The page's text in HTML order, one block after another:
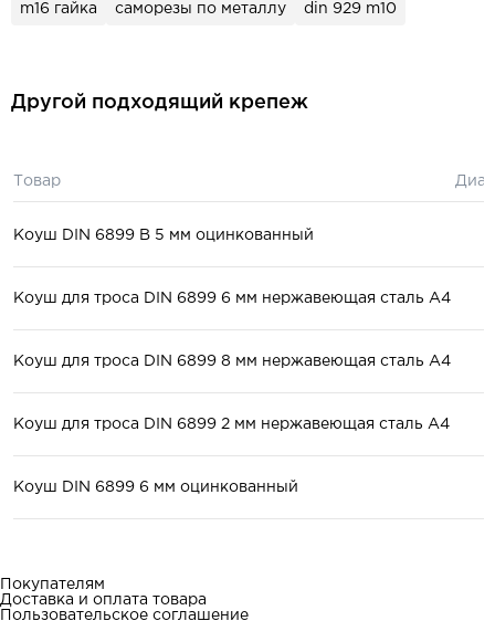
m16 гайка саморезы по металлу din 929 m10
Другой подходящий крепеж
Товар
Коуш DIN 6899 B 5 мм оцинкованный
Коуш для троса DIN 6899 6 мм нержавеющая сталь А4
Коуш для троса DIN 6899 8 мм нержавеющая сталь А4
Коуш для троса DIN 6899 2 мм нержавеющая сталь А4
Коуш DIN 6899 6 мм оцинкованный
Покупателям
Доставка и оплата товара
Пользовательское соглашение